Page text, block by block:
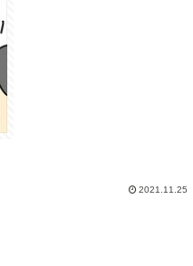
2021.11.25